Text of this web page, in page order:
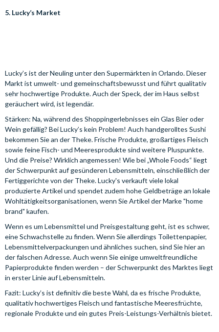
5. Lucky’s Market
Lucky’s ist der Neuling unter den Supermärkten in Orlando. Dieser
Markt ist umwelt- und gemeinschaftsbewusst und führt qualitativ
sehr hochwertige Produkte. Auch der Speck, der im Haus selbst
geräuchert wird, ist legendär.
Stärken: Na, während des Shoppingerlebnisses ein Glas Bier oder
Wein gefällig? Bei Lucky’s kein Problem! Auch handgerolltes Sushi
bekommen Sie an der Theke. Frische Produkte, großartiges Fleisch
sowie feine Fisch- und Meeresprodukte sind weitere Pluspunkte.
Und die Preise? Wirklich angemessen! Wie bei „Whole Foods“ liegt
der Schwerpunkt auf gesünderen Lebensmitteln, einschließlich der
Fertiggerichte von der Theke. Lucky's verkauft viele lokal
produzierte Artikel und spendet zudem hohe Geldbeträge an lokale
Wohltätigkeitsorganisationen, wenn Sie Artikel der Marke "home
brand" kaufen.
Wenn es um Lebensmittel und Preisgestaltung geht, ist es schwer,
eine Schwachstelle zu finden. Wenn Sie allerdings Toilettenpapier,
Lebensmittelverpackungen und ähnliches suchen, sind Sie hier an
der falschen Adresse. Auch wenn Sie einige umweltfreundliche
Papierprodukte finden werden – der Schwerpunkt des Marktes liegt
in erster Linie auf Lebensmitteln.
Fazit: Lucky’s ist definitiv die beste Wahl, da es frische Produkte,
qualitativ hochwertiges Fleisch und fantastische Meeresfrüchte,
regionale Produkte und ein gutes Preis-Leistungs-Verhältnis bietet.